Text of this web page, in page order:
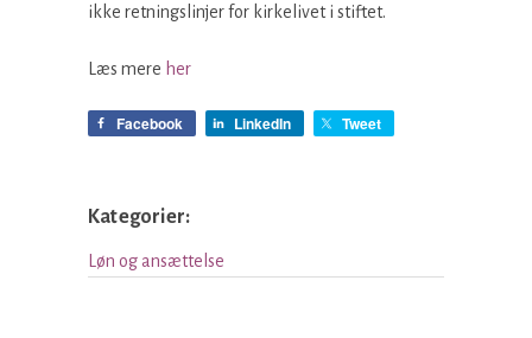
ikke retningslinjer for kirkelivet i stiftet.
Læs mere her
Facebook LinkedIn Tweet
Kategorier:
Løn og ansættelse